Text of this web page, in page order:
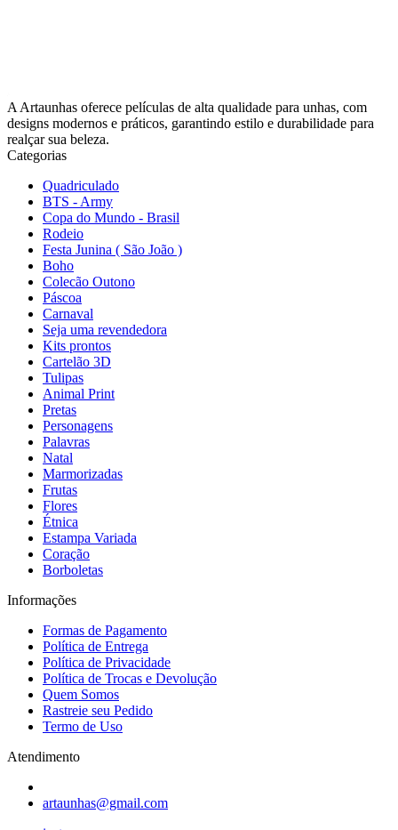
A Artaunhas oferece películas de alta qualidade para unhas, com
designs modernos e práticos, garantindo estilo e durabilidade para
realçar sua beleza.
Categorias
Quadriculado
BTS - Army
Copa do Mundo - Brasil
Rodeio
Festa Junina ( São João )
Boho
Colecão Outono
Páscoa
Carnaval
Seja uma revendedora
Kits prontos
Cartelão 3D
Tulipas
Animal Print
Pretas
Personagens
Palavras
Natal
Marmorizadas
Frutas
Flores
Étnica
Estampa Variada
Coração
Borboletas
Informações
Formas de Pagamento
Política de Entrega
Política de Privacidade
Política de Trocas e Devolução
Quem Somos
Rastreie seu Pedido
Termo de Uso
Atendimento
artaunhas@gmail.com